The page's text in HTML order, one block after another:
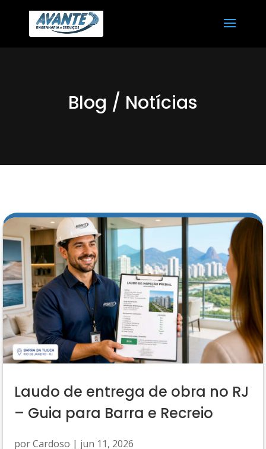
Blog / Notícias
Laudo de entrega de obra no RJ
– Guia para Barra e Recreio
porCardoso | jun 11, 2026